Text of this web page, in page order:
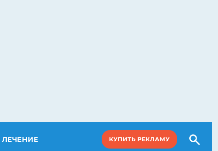
ЛЕЧЕНИЕ КУПИТЬ РЕКЛАМУ